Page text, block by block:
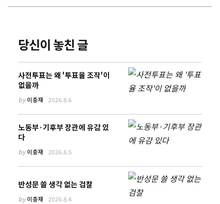
당신이 놓친 글
사전투표는 왜 '투표율 조작'이
없을까
by이충재 2026.8.6
노동부·기후부 장관에 유감 있
다
by이충재 2026.8.5
반성문 쓸 생각 없는 검찰
by이충재 2026.8.4